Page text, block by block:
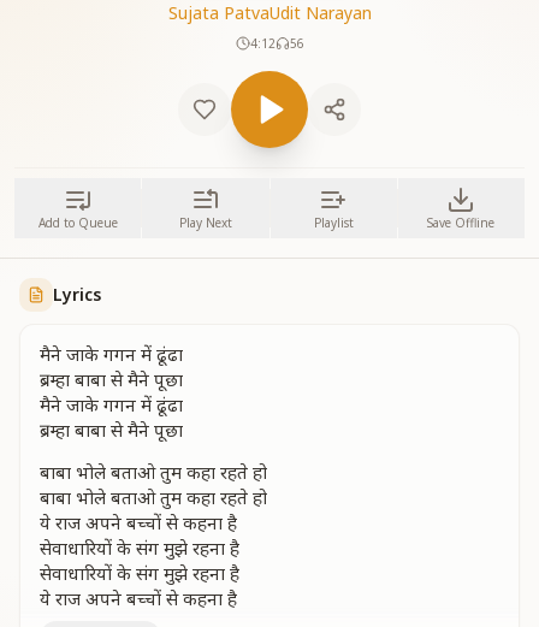
Sujata PatvaUdit Narayan
4:12 56
Add to Queue Play Next Playlist Save Offline
Lyrics
मैने जाके गगन में ढूंढा
ब्रम्हा बाबा से मैने पूछा
मैने जाके गगन में ढूंढा
ब्रम्हा बाबा से मैने पूछा
बाबा भोले बताओ तुम कहा रहते हो
बाबा भोले बताओ तुम कहा रहते हो
ये राज अपने बच्चों से कहना है
सेवाधारियों के संग मुझे रहना है
सेवाधारियों के संग मुझे रहना है
ये राज अपने बच्चों से कहना है